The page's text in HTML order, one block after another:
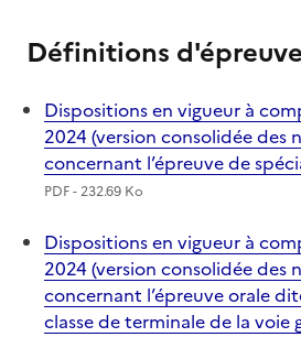
Définitions
Dispositions en vigueur à
2024 (version consolidée des
concernant l’épreuve de
PDF - 232.69 Ko
Dispositions en vigueur à
2024 (version consolidée des
concernant l’épreuve orale
classe de terminale de la voie